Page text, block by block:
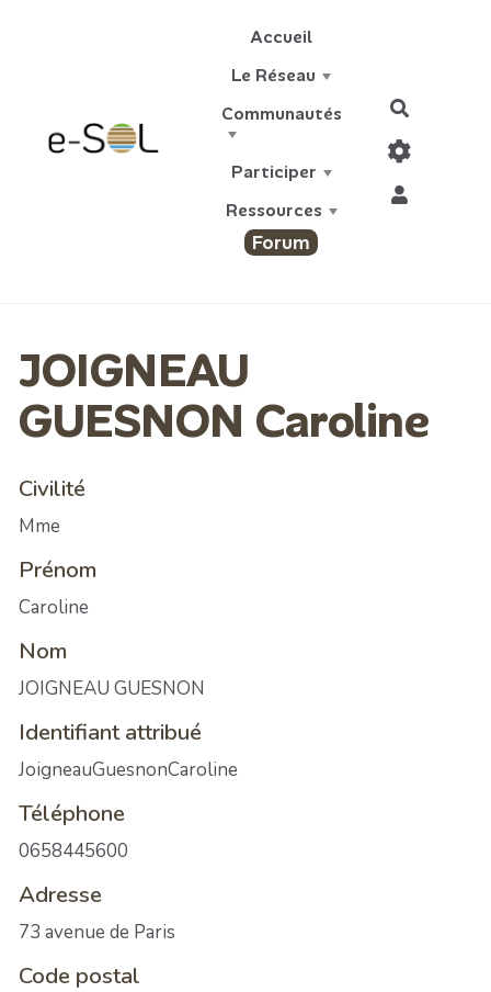
Accueil
Le Réseau
Communautés
Participer
Ressources
Forum
JOIGNEAU
GUESNON Caroline
Civilité
Mme
Prénom
Caroline
Nom
JOIGNEAU GUESNON
Identifiant attribué
JoigneauGuesnonCaroline
Téléphone
0658445600
Adresse
73 avenue de Paris
Code postal